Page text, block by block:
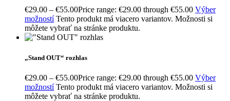
€29.00 – €55.00Price range: €29.00 through €55.00 Výber
možností Tento produkt má viacero variantov. Možnosti si
môžete vybrať na stránke produktu.
„Stand OUT“ rozhlas
€29.00 – €55.00Price range: €29.00 through €55.00 Výber
možností Tento produkt má viacero variantov. Možnosti si
môžete vybrať na stránke produktu.